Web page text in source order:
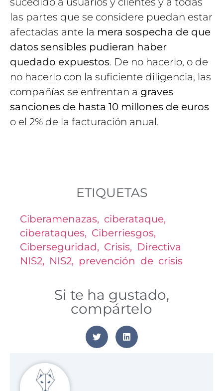
las partes que se considere puedan estar
afectadas ante la mera sospecha de que
datos sensibles pudieran haber
quedado expuestos. De no hacerlo, o de
no hacerlo con la suficiente diligencia, las
compañías se enfrentan a graves
sanciones de hasta 10 millones de euros
o el 2% de la facturación anual.
ETIQUETAS
Ciberamenazas, ciberataque,
ciberataques, Ciberriesgos,
Ciberseguridad, Crisis, Directiva
NIS2, NIS2, prevención de crisis
Si te ha gustado,
compártelo